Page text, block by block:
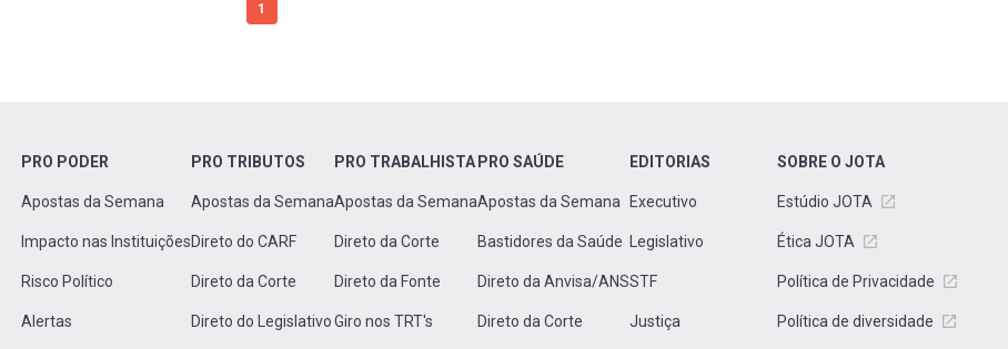
1
PRO PODER
Apostas da Semana
Impacto nas Instituições
Risco Político
Alertas
PRO TRIBUTOS
Apostas da Semana
Direto do CARF
Direto da Corte
Direto do Legislativo
PRO TRABALHISTA
Apostas da Semana
Direto da Corte
Direto da Fonte
Giro nos TRT's
PRO SAÚDE
Apostas da Semana
Bastidores da Saúde
Direto da Anvisa/ANS
Direto da Corte
EDITORIAS
Executivo
Legislativo
STF
Justiça
SOBRE O JOTA
Estúdio JOTA
Ética JOTA
Política de Privacidade
Política de diversidade